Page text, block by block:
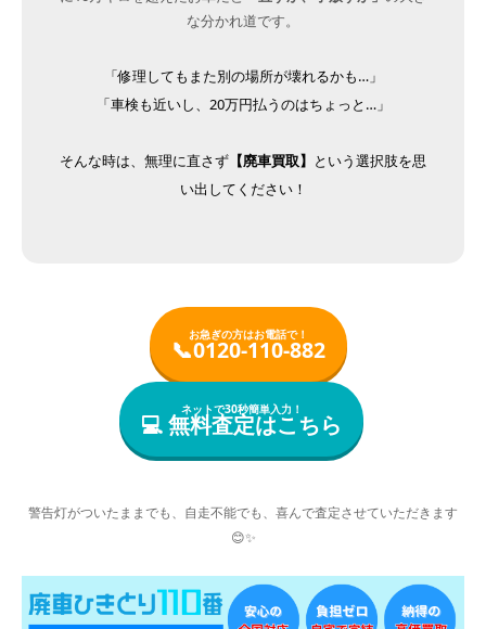
な分かれ道です。
「修理してもまた別の場所が壊れるかも…」
「車検も近いし、20万円払うのはちょっと…」
そんな時は、無理に直さず 【廃車買取】
という選択肢を思
い出してください！
お急ぎの方はお電話で！
📞0120-110-882
ネットで30秒簡単入力！
💻無料査定はこちら
警告灯がついたままでも、自走不能でも、喜んで査定させていただきます
😊✨